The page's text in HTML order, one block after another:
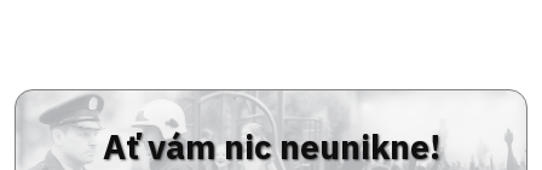
Ať vám nic neunikne!